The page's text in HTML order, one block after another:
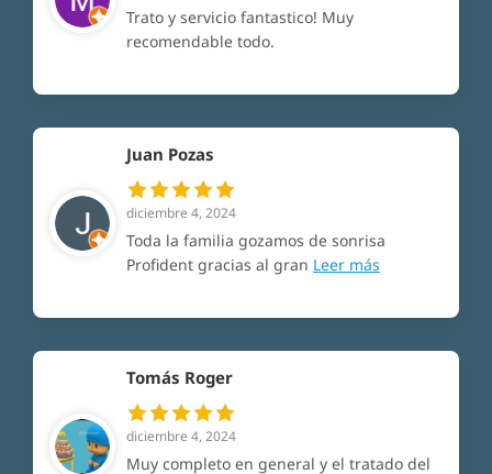
Trato y servicio fantastico! Muy
recomendable todo.
Juan Pozas
diciembre 4, 2024
Toda la familia gozamos de sonrisa
Profident gracias al gran Leer más
Tomás Roger
diciembre 4, 2024
Muy completo en general y el tratado del